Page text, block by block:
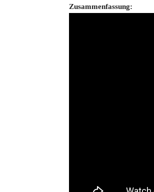
Zusammenfassung: